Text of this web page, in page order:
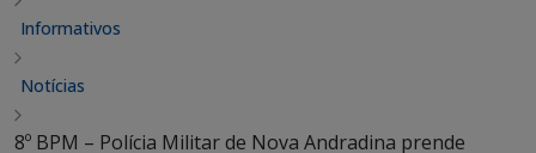
Informativos
Notícias
8º BPM – Polícia Militar de Nova Andradina prende